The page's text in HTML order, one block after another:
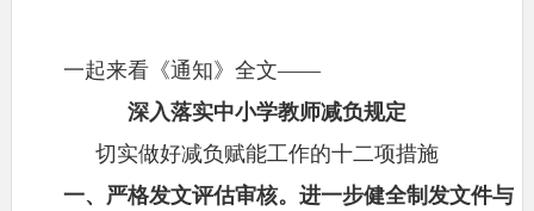
一起来看《通知》全文——
深入落实中小学教师减负规定
切实做好减负赋能工作的十二项措施
一、严格发文评估审核。进一步健全制发文件与